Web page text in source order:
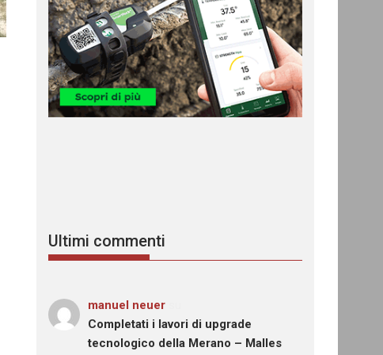
Ultimi commenti
manuel neuer
Completati i lavori di upgrade
tecnologico della Merano – Malles